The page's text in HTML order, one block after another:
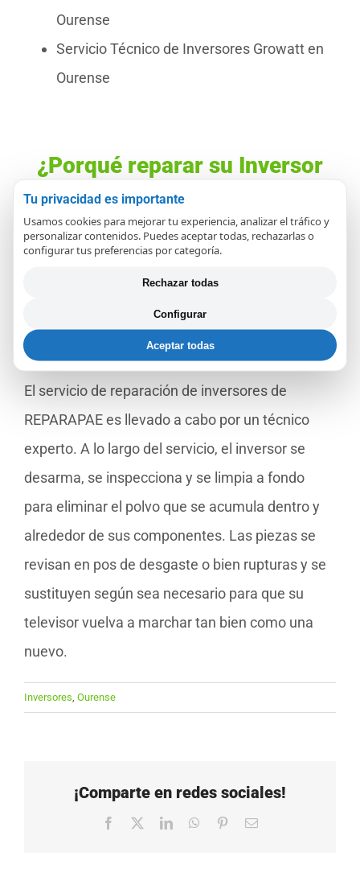
Ourense
Servicio Técnico de Inversores Growatt en
Ourense
¿Porqué reparar su Inversor
en REPARAPAE?
Si desea que su inversor funcione de forma
confiable y inmejorable y quiere garantizar su
instalación de placas solares, un servicio
técnico es una forma económica de conseguirlo.
El servicio de reparación de inversores de
REPARAPAE es llevado a cabo por un técnico
experto. A lo largo del servicio, el inversor se
desarma, se inspecciona y se limpia a fondo
para eliminar el polvo que se acumula dentro y
alrededor de sus componentes. Las piezas se
revisan en pos de desgaste o bien rupturas y se
sustituyen según sea necesario para que su
televisor vuelva a marchar tan bien como una
nuevo.
Inversores Ourense
¡Comparte en redes sociales!
Facebook LinkedInWhatsApp
PinterestCorreo
Tu privacidad es importante
Usamos cookies para mejorar tu experiencia, analizar el tráfico y
personalizar contenidos. Puedes aceptar todas, rechazarlas o
configurar tus preferencias por categoría.
Rechazar todas
Configurar
Aceptar todas